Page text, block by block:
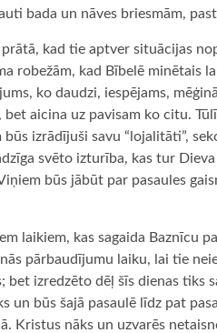
bada un nāves briesmām,
kad tie aptver situācijas
robežām, kad Bībelē minētais
ko daudzi, iespējams,
aicina uz pavisam ko citu.
izrādījuši savu “lojalitāti”,
svēto izturība, kas tur
būs jābūt par pasaules
laikiem, kas sagaida Baznīcu
pārbaudījumu laiku, lai tie
izredzēto dēļ šīs dienas tiks
un būs šajā pasaulē līdz pat
Kristus nāks un uzvarēs